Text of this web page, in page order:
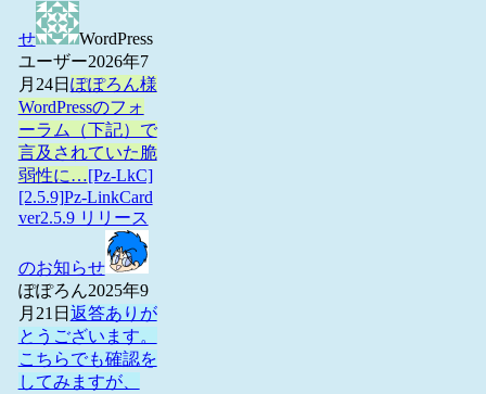
せ
WordPress
ユーザー2026年7
月24日 ぽぽろん様
WordPressのフォ
ーラム（下記）で
言及されていた脆
弱性に…[Pz-LkC]
[2.5.9]Pz-LinkCard
ver2.5.9 リリース
のお知らせ
ぽぽろん2025年9
月21日 返答ありが
とうございます。
こちらでも確認を
してみますが、